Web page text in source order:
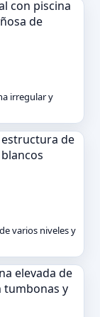
irregular y
varios niveles y